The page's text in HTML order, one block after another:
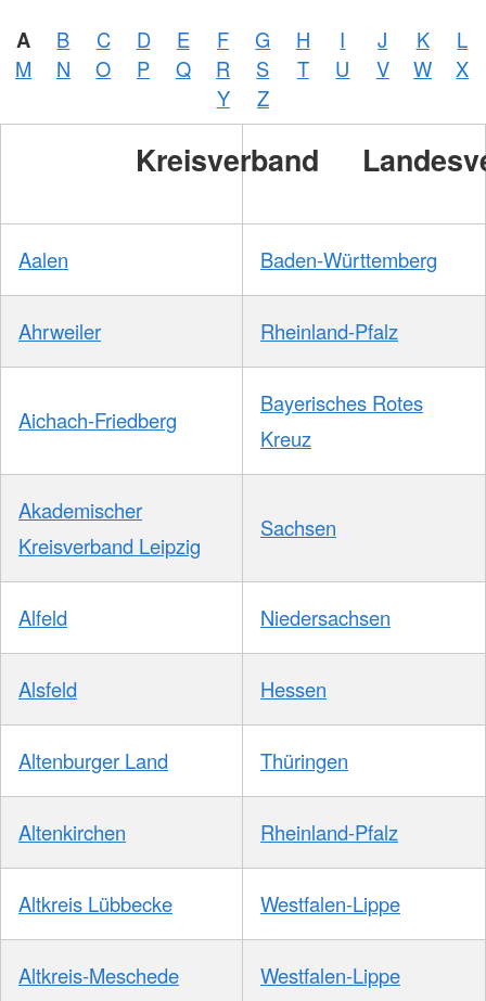
A B C D E F G H I J K
L
M
N O P Q R S T U V W
X
Y
Z
Kreisverband
Aalen Baden-Württemberg
Ahrweiler Rheinland-Pfalz
Aichach-Friedberg
Bayerisches Rotes
Kreuz
Akademischer
Kreisverband Leipzig
Sachsen
Alfeld Niedersachsen
Alsfeld Hessen
Altenburger Land Thüringen
Altenkirchen Rheinland-Pfalz
Altkreis Lübbecke Westfalen-Lippe
Altkreis-Meschede Westfalen-Lippe